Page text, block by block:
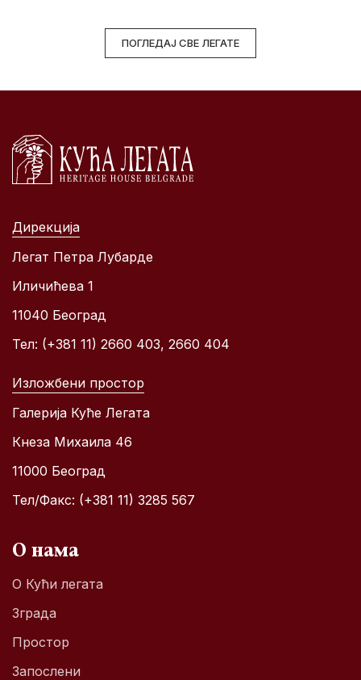
ПОГЛЕДАЈ СВЕ ЛЕГАТЕ
Дирекција
Легат Петра Лубарде
Иличићева 1
11040 Београд
Тел: (+381 11) 2660 403, 2660 404
Изложбени простор
Галерија Куће Легата
Кнеза Михаила 46
11000 Београд
Тел/Факс: (+381 11) 3285 567
О нама
О Кући легата
Зграда
Простор
Запослени